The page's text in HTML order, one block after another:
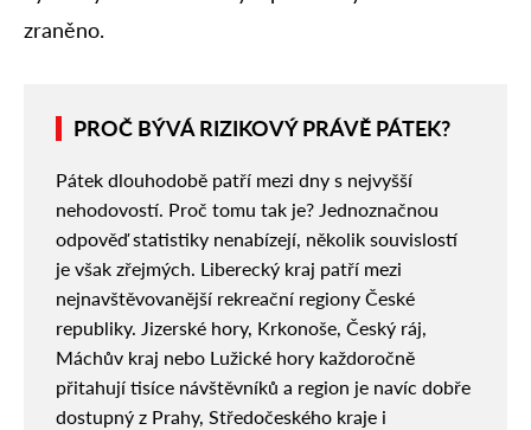
zraněno.
PROČ BÝVÁ RIZIKOVÝ PRÁVĚ PÁTEK?
Pátek dlouhodobě patří mezi dny s nejvyšší
nehodovostí. Proč tomu tak je? Jednoznačnou
odpověď statistiky nenabízejí, několik souvislostí
je však zřejmých. Liberecký kraj patří mezi
nejnavštěvovanější rekreační regiony České
republiky. Jizerské hory, Krkonoše, Český ráj,
Máchův kraj nebo Lužické hory každoročně
přitahují tisíce návštěvníků a region je navíc dobře
dostupný z Prahy, Středočeského kraje i